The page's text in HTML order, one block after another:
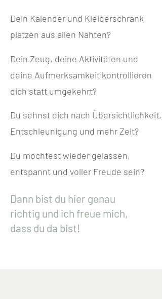
Dein Kalender und Kleiderschrank
platzen aus allen Nähten?
Dein Zeug, deine Aktivitäten und
deine Aufmerksamkeit kontrollieren
dich statt umgekehrt?
Du sehnst dich nach Übersichtlichkeit,
Entschleunigung und mehr Zeit?
Du möchtest wieder gelassen,
entspannt und voller Freude sein?
Dann bist du hier genau
richtig und ich freue mich,
dass du da bist!